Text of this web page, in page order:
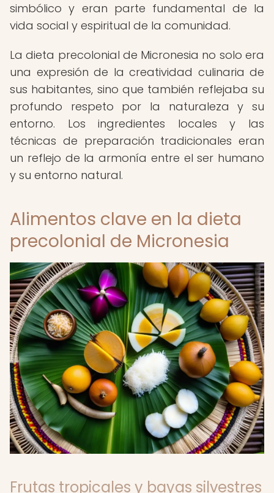
simbólico y eran parte fundamental de la
vida social y espiritual de la comunidad.
La dieta precolonial de Micronesia no solo era
una expresión de la creatividad culinaria de
sus habitantes, sino que también reflejaba su
profundo respeto por la naturaleza y su
entorno. Los ingredientes locales y las
técnicas de preparación tradicionales eran
un reflejo de la armonía entre el ser humano
y su entorno natural.
Alimentos clave en la dieta
precolonial de Micronesia
Frutas tropicales y bayas silvestres